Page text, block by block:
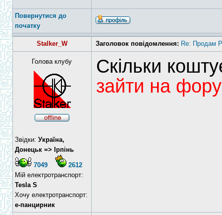
Повернутися до
початку
Stalker_W Заголовок повідомлення: Re: Продам
Голова клубу
Звідки: Україна,
Донецьк => Ірпінь
7049
2612
Мій електротранспорт:
Tesla S
Хочу електротранспорт:
е-панцирник
Скільки
зайти на